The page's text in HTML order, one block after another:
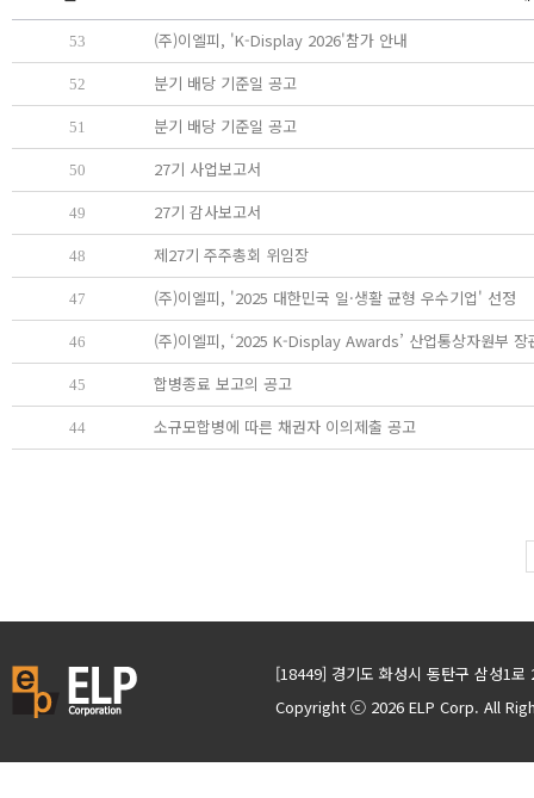
53 (주)이엘피, 'K-Display 2026'참가 안내
52 분기 배당 기준일 공고
51 분기 배당 기준일 공고
50 27기 사업보고서
49 27기 감사보고서
48 제27기 주주총회 위임장
47 (주)이엘피, '2025 대한민국 일·생활 균형 우수기업' 선정
46 (주)이엘피, ‘2025 K-Display Awards’ 산업통상자원부 장
45 합병종료 보고의 공고
44 소규모합병에 따른 채권자 이의제출 공고
[18449] 경기도 화성시 동탄구 삼성1
Copyright ⓒ 2026 ELP Corp. All